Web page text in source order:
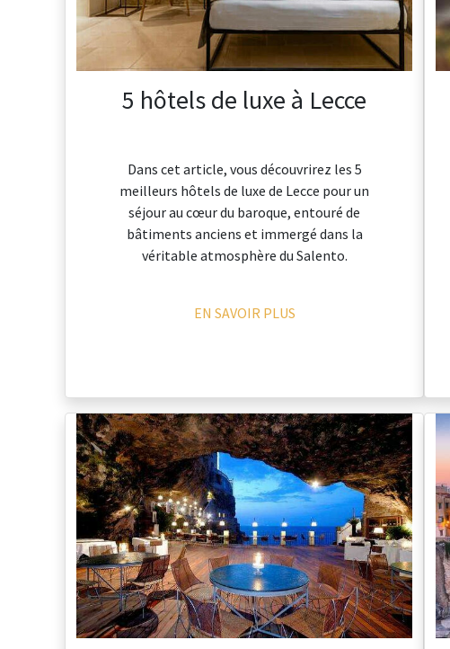
5 hôtels de luxe à Lecce
Dans cet article, vous découvrirez les 5
meilleurs hôtels de luxe de Lecce pour un
séjour au cœur du baroque, entouré de
bâtiments anciens et immergé dans la
véritable atmosphère du Salento.
EN SAVOIR PLUS